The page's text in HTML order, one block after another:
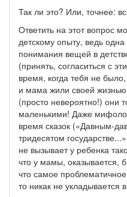
Так ли это? Или, точнее:
Ответить на этот вопрос
детскому опыту, ведь
понимания вещей в
(принять, согласиться с
время, когда тебя не
и мама жили своей
(просто невероятно!) они
маленькими! Даже
время сказок («Давным-
тридесятом
не вызывает у ребенка
что у мамы, оказывается,
что самое
то никак не укладывается